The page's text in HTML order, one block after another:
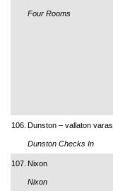
Four Rooms
106. Dunston – vallaton varas
Dunston Checks In
107. Nixon
Nixon